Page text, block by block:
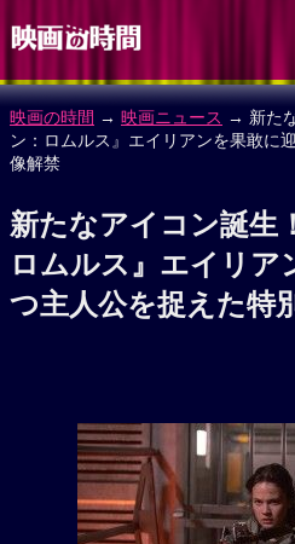
映画の時間 → 映画ニュース → 新た
ン：ロムルス』エイリアンを果敢に
像解禁
新たなアイコン誕生
ロムルス』エイリア
つ主人公を捉えた特